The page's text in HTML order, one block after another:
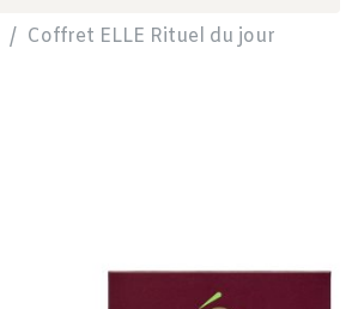
Coffret ELLE Rituel du jour